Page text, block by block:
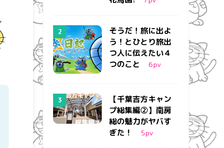
そうだ！旅に出よ
う！とひとり旅出
つ人に伝えたい４
つのこと
6pv
【千葉吉方キャン
プ総集編②】南房
総の魅力がヤバす
ぎた！
5pv